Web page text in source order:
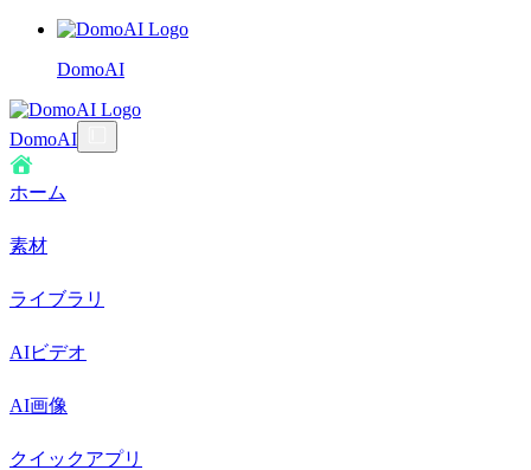
DomoAI
DomoAI
ホーム
素材
ライブラリ
AIビデオ
AI画像
クイックアプリ